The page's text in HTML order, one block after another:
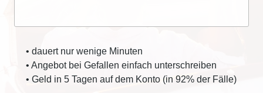
• dauert nur wenige Minuten
• Angebot bei Gefallen einfach unterschreiben
• Geld in 5 Tagen auf dem Konto (in 92% der Fälle)